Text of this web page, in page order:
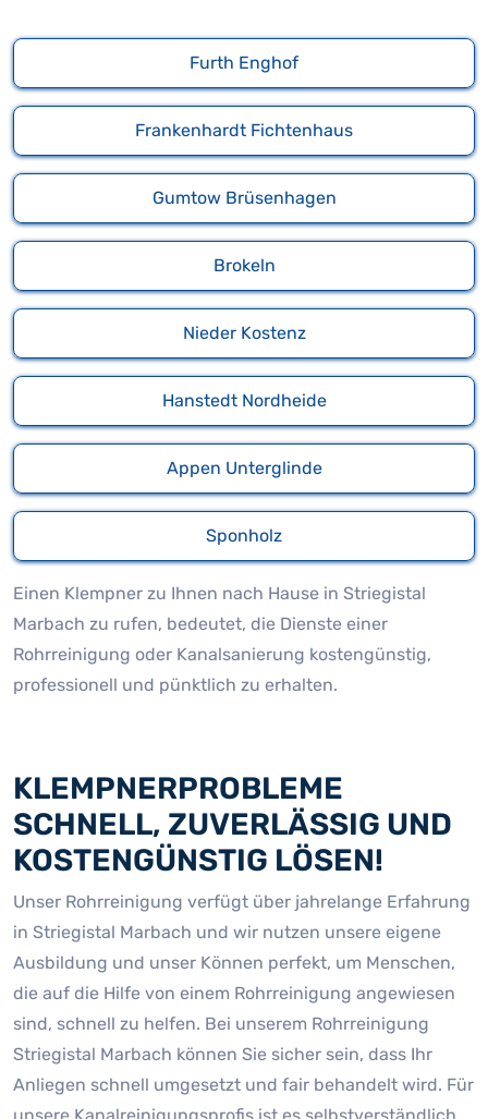
Furth Enghof
Frankenhardt Fichtenhaus
Gumtow Brüsenhagen
Brokeln
Nieder Kostenz
Hanstedt Nordheide
Appen Unterglinde
Sponholz
Einen Klempner zu Ihnen nach Hause in Striegistal
Marbach zu rufen, bedeutet, die Dienste einer
Rohrreinigung oder Kanalsanierung kostengünstig,
professionell und pünktlich zu erhalten.
KLEMPNERPROBLEME
SCHNELL, ZUVERLÄSSIG UND
KOSTENGÜNSTIG LÖSEN!
Unser Rohrreinigung verfügt über jahrelange Erfahrung
in Striegistal Marbach und wir nutzen unsere eigene
Ausbildung und unser Können perfekt, um Menschen,
die auf die Hilfe von einem Rohrreinigung angewiesen
sind, schnell zu helfen. Bei unserem Rohrreinigung
Striegistal Marbach können Sie sicher sein, dass Ihr
Anliegen schnell umgesetzt und fair behandelt wird. Für